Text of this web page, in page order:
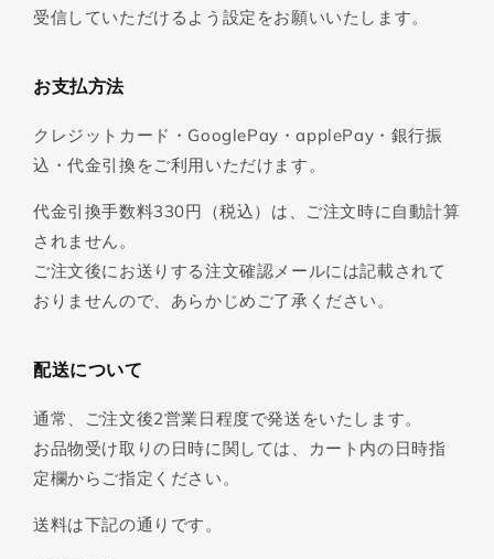
受信していただけるよう設定をお願いいたします。
お支払方法
クレジットカード・GooglePay・applePay・銀行振
込・代金引換をご利用いただけます。
代金引換手数料330円（税込）は、ご注文時に自動計算
されません。
ご注文後にお送りする注文確認メールには記載されて
おりませんので、あらかじめご了承ください。
配送について
通常、ご注文後2営業日程度で発送をいたします。
お品物受け取りの日時に関しては、カート内の日時指
定欄からご指定ください。
送料は下記の通りです。